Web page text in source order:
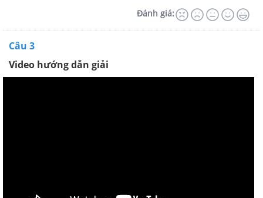
Đánh giá:
Câu 3
Video hướng dẫn giải